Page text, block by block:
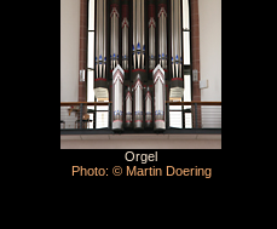
Orgel
Photo: © Martin Doering